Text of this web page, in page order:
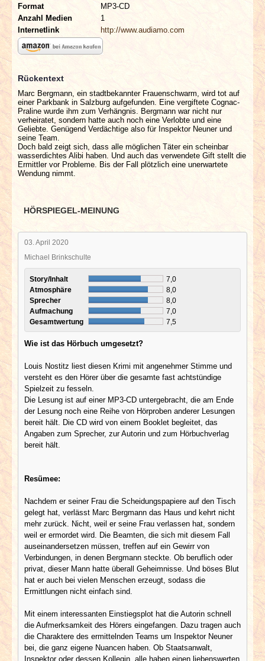
Format
MP3-CD
Anzahl Medien
1
Internetlink
http://www.audiamo.com
Rückentext
Marc Bergmann, ein stadtbekannter Frauenschwarm, wird tot auf
einer Parkbank in Salzburg aufgefunden. Eine vergiftete Cognac-
Praline wurde ihm zum Verhängnis. Bergmann war nicht nur
verheiratet, sondern hatte auch noch eine Verlobte und eine
Geliebte. Genügend Verdächtige also für Inspektor Neuner und
seine Team.
Doch bald zeigt sich, dass alle möglichen Täter ein scheinbar
wasserdichtes Alibi haben. Und auch das verwendete Gift stellt die
Ermittler vor Probleme. Bis der Fall plötzlich eine unerwartete
Wendung nimmt.
HÖRSPIEGEL-MEINUNG
03. April 2020
Michael Brinkschulte
Story/Inhalt
7,0
Atmosphäre
8,0
Sprecher
8,0
Aufmachung
7,0
Gesamtwertung
7,5
Wie ist das Hörbuch umgesetzt?
Louis Nostitz liest diesen Krimi mit angenehmer Stimme und
versteht es den Hörer über die gesamte fast achtstündige
Spielzeit zu fesseln.
Die Lesung ist auf einer MP3-CD untergebracht, die am Ende
der Lesung noch eine Reihe von Hörproben anderer Lesungen
bereit hält. Die CD wird von einem Booklet begleitet, das
Angaben zum Sprecher, zur Autorin und zum Hörbuchverlag
bereit hält.
Resümee:
Nachdem er seiner Frau die Scheidungspapiere auf den Tisch
gelegt hat, verlässt Marc Bergmann das Haus und kehrt nicht
mehr zurück. Nicht, weil er seine Frau verlassen hat, sondern
weil er ermordet wird. Die Beamten, die sich mit diesem Fall
auseinandersetzen müssen, treffen auf ein Gewirr von
Verbindungen, in denen Bergmann steckte. Ob beruflich oder
privat, dieser Mann hatte überall Geheimnisse. Und böses Blut
hat er auch bei vielen Menschen erzeugt, sodass die
Ermittlungen nicht einfach sind.
Mit einem interessanten Einstiegsplot hat die Autorin schnell
die Aufmerksamkeit des Hörers eingefangen. Dazu tragen auch
die Charaktere des ermittelnden Teams um Inspektor Neuner
bei, die ganz eigene Nuancen haben. Ob Staatsanwalt,
Inspektor oder dessen Kollegin, alle haben einen liebenswerten